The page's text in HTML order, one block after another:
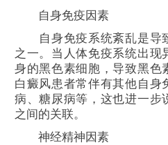
自身免疫因素
自身免疫系统紊乱是导
之一。当人体免疫系统出现
身的黑色素细胞，导致黑色
白癜风患者常伴有其他自身
病、糖尿病等，这也进一步
之间的关联。
神经精神因素